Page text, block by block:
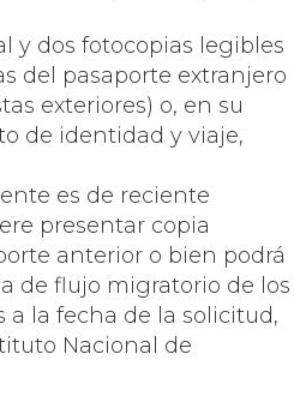
y dos fotocopias legibles
del pasaporte extranjero
exteriores) o, en su
de identidad y viaje,
es de reciente
presentar copia
anterior o bien podrá
de flujo migratorio de los
a la fecha de la solicitud,
Nacional de